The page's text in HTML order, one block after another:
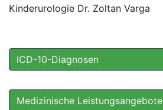
Kinderurologie Dr. Zoltan Varga
ICD-10-Diagnosen
Medizinische Leistungsangebote